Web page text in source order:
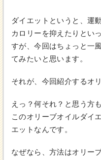
ダイエットというと、運
カロリーを抑えたりとい
すが、今回はちょっと一
てみたいと思います。
それが、今回紹介するオ
えっ？何それ？と思う方
このオリーブオイルダイ
エットなんです。
なぜなら、方法はオリー